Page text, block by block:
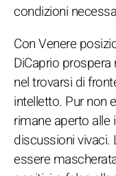
condizioni
Con Venere
DiCaprio
nel trovarsi di
intelletto. Pur non
rimane aperto alle
discussioni vivaci.
essere